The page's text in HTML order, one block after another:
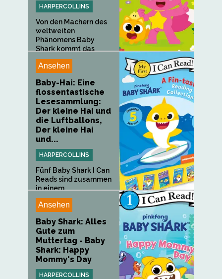
HARPERCOLLINS
Von den Machern des
weltweiten
Phänomens Baby
Shark kommt das
nächste...
Ansehen
Baby-Hai: Eine
flossentastische
Lesesammlung:
Der kleine Hai und
die Luftballons,
Der kleine Hai
und...
HARPERCOLLINS
Fünf Baby Shark I Can
Reads sind zusammen
in einem...
Ansehen
Baby Shark: Alles
Gute zum
Muttertag - Baby
Shark: Happy
Mommy's Day
HARPERCOLLINS